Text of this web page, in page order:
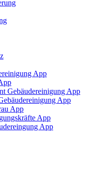
App
Gebäudereinigung App
App
App
App
App